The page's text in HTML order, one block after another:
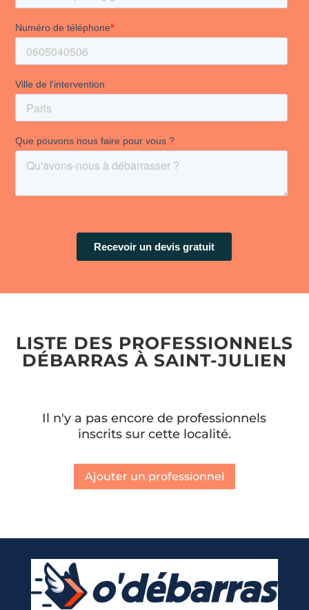
LISTE DES PROFESSIONNELS
DÉBARRAS À SAINT-JULIEN
Il n'y a pas encore de professionnels
inscrits sur cette localité.
Ajouter un professionnel